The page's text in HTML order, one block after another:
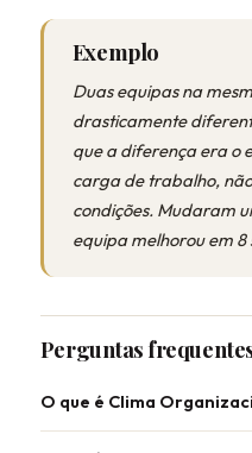
Exemplo
Duas equipas na
drasticamente
que a diferença era o
carga de trabalho,
condições. Mudaram
equipa melhorou em 8
Perguntas
O que é Clima